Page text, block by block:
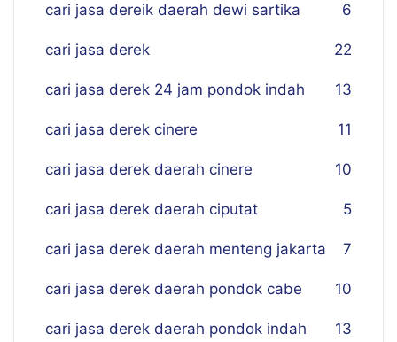
cari jasa dereik daerah dewi sartika 6
cari jasa derek 22
cari jasa derek 24 jam pondok indah 13
cari jasa derek cinere 11
cari jasa derek daerah cinere 10
cari jasa derek daerah ciputat 5
cari jasa derek daerah menteng jakarta 7
cari jasa derek daerah pondok cabe 10
cari jasa derek daerah pondok indah 13